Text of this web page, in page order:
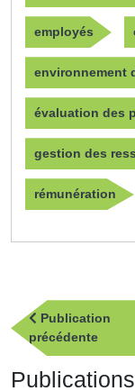
employés
environnement
évaluation des
gestion des
rémunération
Navigation
de
l’article
Publication
précédente